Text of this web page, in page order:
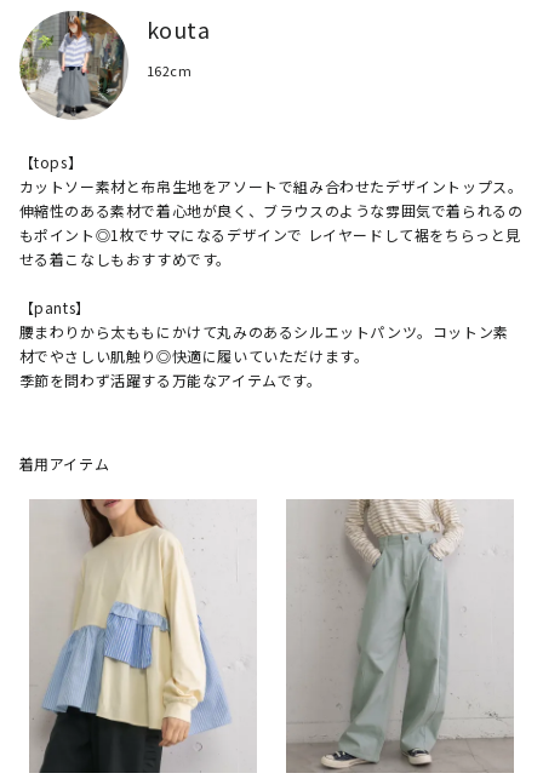
kouta
162cm
【tops】
カットソー素材と布帛生地をアソートで組み合わせたデザイントップス。
伸縮性のある素材で着心地が良く、ブラウスのような雰囲気で着られるの
もポイント◎1枚でサマになるデザインで レイヤードして裾をちらっと見
せる着こなしもおすすめです。
【pants】
腰まわりから太ももにかけて丸みのあるシルエットパンツ。コットン素
材でやさしい肌触り◎快適に履いていただけます。
着用アイテム